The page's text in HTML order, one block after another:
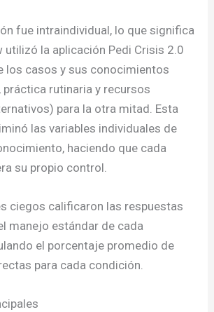
fue intraindividual, lo que significa
utilizó la aplicación Pedi Crisis 2.0
los casos y sus conocimientos
práctica rutinaria y recursos
para la otra mitad. Esta
las variables individuales de
haciendo que cada
su propio control.
ciegos calificaron las respuestas
manejo estándar de cada
el porcentaje promedio de
para cada condición.